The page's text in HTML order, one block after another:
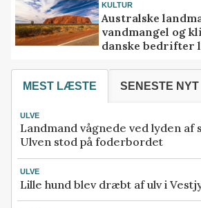
KULTUR
Australske
vandmangel og
danske bedrifter
MEST LÆSTE SENESTE NYT
ULVE
Landmand vågnede ved lyden af
Ulven stod på foderbordet
ULVE
Lille hund blev dræbt af ulv i